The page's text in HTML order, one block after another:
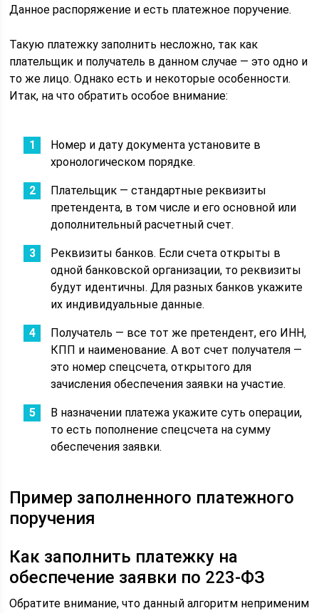
Данное распоряжение и есть платежное поручение.
Такую платежку заполнить несложно, так как
плательщик и получатель в данном случае — это одно и
то же лицо. Однако есть и некоторые особенности.
Итак, на что обратить особое внимание:
Номер и дату документа установите в
хронологическом порядке.
Плательщик — стандартные реквизиты
претендента, в том числе и его основной или
дополнительный расчетный счет.
Реквизиты банков. Если счета открыты в
одной банковской организации, то реквизиты
будут идентичны. Для разных банков укажите
их индивидуальные данные.
Получатель — все тот же претендент, его ИНН,
КПП и наименование. А вот счет получателя —
это номер спецсчета, открытого для
зачисления обеспечения заявки на участие.
В назначении платежа укажите суть операции,
то есть пополнение спецсчета на сумму
обеспечения заявки.
Пример заполненного платежного
поручения
Как заполнить платежку на
обеспечение заявки по 223-ФЗ
Обратите внимание, что данный алгоритм неприменим